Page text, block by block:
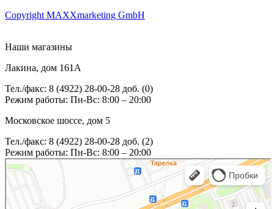
Copyright MAXXmarketing GmbH
Наши магазины
Лакина, дом 161А
Тел./факс: 8 (4922) 28-00-28 доб. (0)
Режим работы: Пн-Вс: 8:00 – 20:00
Московское шоссе, дом 5
Тел./факс: 8 (4922) 28-00-28 доб. (2)
Режим работы: Пн-Вс: 8:00 – 20:00